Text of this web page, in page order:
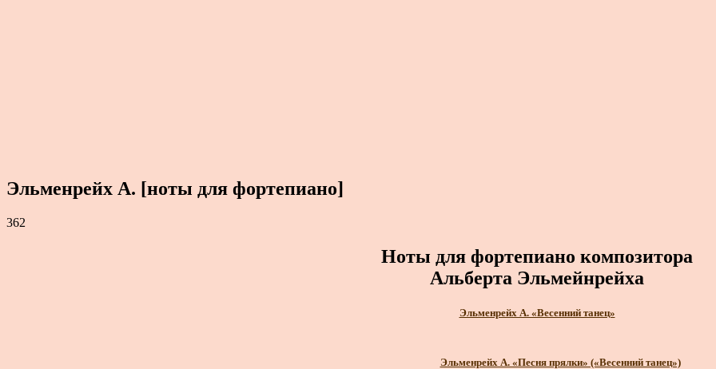
Эльменрейх А. [ноты для фортепиано]
362
Ноты для фортепиано композитора
Альберта Эльмейнрейха
Эльменрейх А. «Весенний танец»
Эльменрейх А. «Песня прялки» («Весенний танец»)